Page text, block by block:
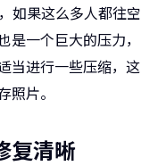
如果这么多人都往空
一个巨大的压力，
当进行一些压缩，这
片。
复清晰